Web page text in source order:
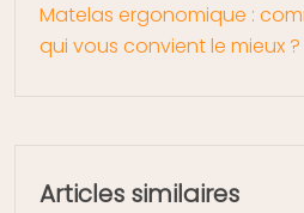
Matelas ergonomique :
qui vous convient le mieux ?
Articles similaires